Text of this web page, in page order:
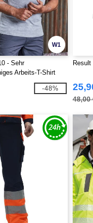
W1
- Sehr
Arbeits-T-Shirt
-48%
48,00